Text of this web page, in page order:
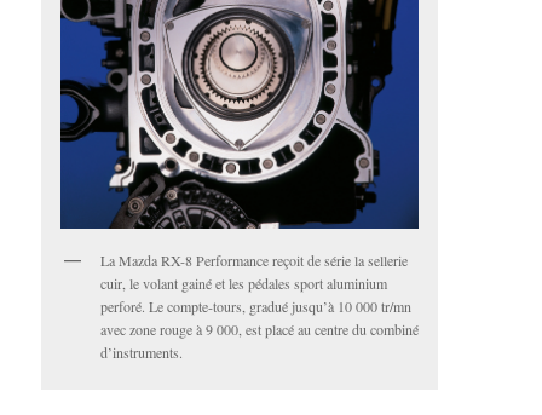
La Mazda RX-8 Performance reçoit de série la sellerie
cuir, le volant gainé et les pédales sport aluminium
perforé. Le compte-tours, gradué jusqu’à 10 000 tr/mn
avec zone rouge à 9 000, est placé au centre du combiné
d’instruments.